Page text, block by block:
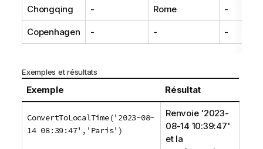
Chongqing - Rome -
Copenhagen - - -
Exemples et résultats
Exemple Résultat
ConvertToLocalTime('2023-08-
14 08:39:47','Paris')
Renvoie '2023-
08-14 10:39:47'
et la